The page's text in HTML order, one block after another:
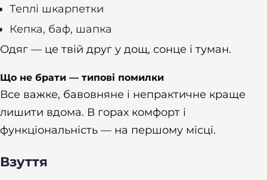
Теплі шкарпетки
Кепка, баф, шапка
Одяг — це твій друг у дощ, сонце і туман.
Що не брати — типові помилки
Все важке, бавовняне і непрактичне краще
лишити вдома. В горах комфорт і
функціональність — на першому місці.
Взуття